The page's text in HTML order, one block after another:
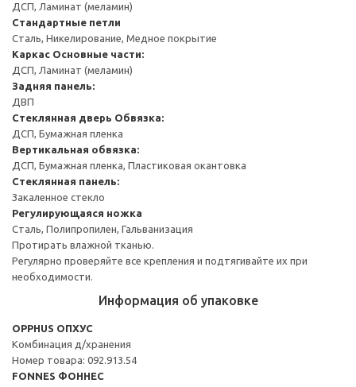
ДСП, Ламинат (меламин)
Стандартные петли
Сталь, Никелирование, Медное покрытие
Каркас Основные части:
ДСП, Ламинат (меламин)
Задняя панель:
ДВП
Стеклянная дверь Обвязка:
ДСП, Бумажная пленка
Вертикальная обвязка:
ДСП, Бумажная пленка, Пластиковая окантовка
Стеклянная панель:
Закаленное стекло
Регулирующаяся ножка
Сталь, Полипропилен, Гальванизация
Протирать влажной тканью.
Регулярно проверяйте все крепления и подтягивайте их при
необходимости.
Информация об упаковке
OPPHUS ОПХУС
Комбинация д/хранения
Номер товара: 092.913.54
FONNES ФОННЕС